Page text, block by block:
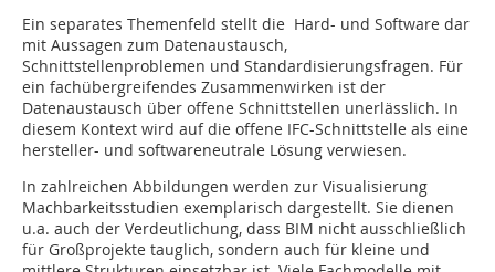
Ein separates Themenfeld stellt die Hard- und Software dar
mit Aussagen zum Da­­­­tenaustausch,
Schnittstellenproblemen und Standardisierungsfragen. Für
ein fachübergreifendes Zusammenwirken ist der
Datenaustausch über offene Schnittstellen unerlässlich. In
diesem Kontext wird auf die offene IFC-Schnittstelle als eine
hersteller- und softwareneutrale Lösung verwiesen.
In zahlreichen Abbildungen werden zur Visualisierung
Machbarkeitsstudien exemplarisch dargestellt. Sie dienen
u.a. auch der Verdeutlichung, dass BIM nicht ausschließlich
für Großprojekte tauglich, sondern auch für kleine und